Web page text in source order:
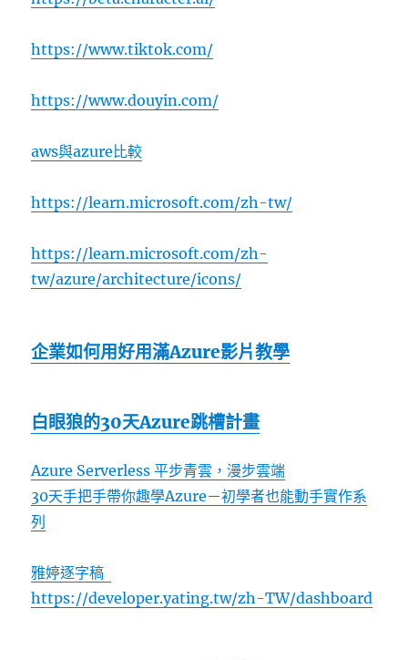
https://www.tiktok.com/
https://www.douyin.com/
aws與azure比較
https://learn.microsoft.com/zh-tw/
https://learn.microsoft.com/zh-
tw/azure/architecture/icons/
企業如何用好用滿Azure影片教學
白眼狼的30天Azure跳槽計畫
Azure Serverless 平步青雲，漫步雲端
30天手把手帶你趣學Azure－初學者也能動手實作系
列
雅婷逐字稿
https://developer.yating.tw/zh-TW/dashboard